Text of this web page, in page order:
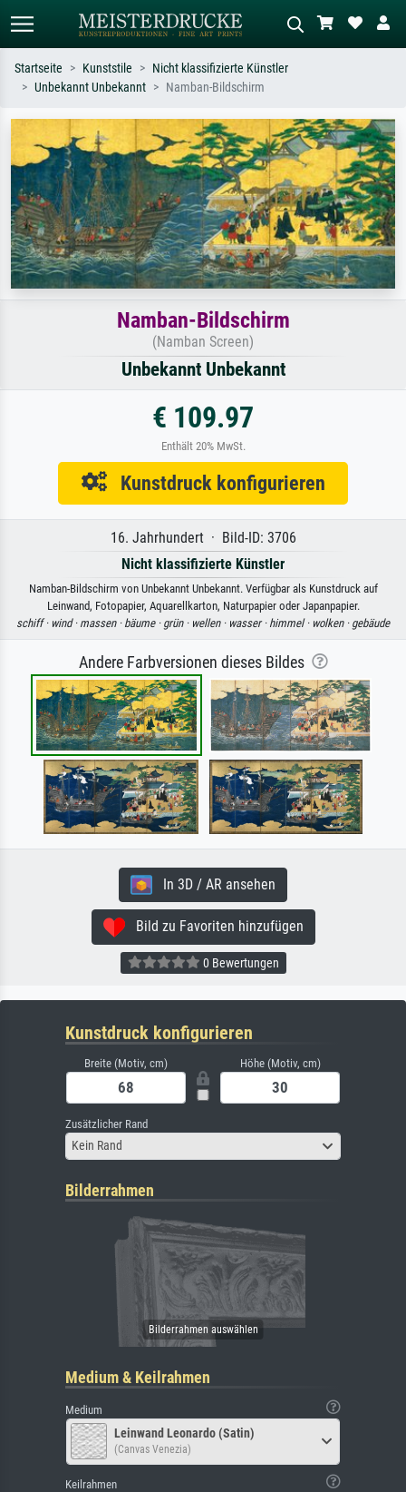
Suchen Sie nach Künstlern, Werktiteln
oder Stilen – z.B. Monet,
Sternennacht, Impressionismus, Welle
Hokusai, Akt.
Beschreiben Sie die Szene – z.B. Grüne
Wiese, Abstrakt mit viel Rot, Dunkles
Ölgemälde, Stehender Akt neben einem
Baum.
Startseite Kunststile
Nicht klassifizierte Künstler
Unbekannt Unbekannt
Namban-Bildschirm
Namban-Bildschirm
(Namban Screen)
Unbekannt Unbekannt
€ 109.97
Enthält 20% MwSt.
Kunstdruck konfigurieren
16. Jahrhundert · Bild-ID: 3706
Nicht klassifizierte Künstler
Namban-Bildschirm von Unbekannt Unbekannt. Verfügbar als Kunstdruck auf
Leinwand, Fotopapier, Aquarellkarton, Naturpapier oder Japanpapier.
schiff · wind · massen · bäume · grün · wellen · wasser · himmel · wolken · gebäude
Andere Farbversionen dieses Bildes
In 3D / AR ansehen
Bild zu Favoriten hinzufügen
0 Bewertungen
Kunstdruck konfigurieren
Breite (Motiv, cm) Höhe (Motiv, cm)
Zusätzlicher Rand
Kein Rand
Bilderrahmen
Medium & Keilrahmen
Medium
Leinwand Leonardo (Satin)
(Canvas Venezia)
Keilrahmen